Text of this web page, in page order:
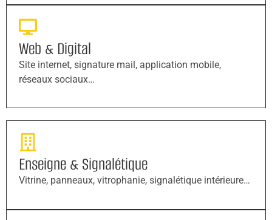
Web & Digital
Site internet, signature mail, application mobile,
réseaux sociaux…
Enseigne & Signalétique
Vitrine, panneaux, vitrophanie, signalétique intérieure…